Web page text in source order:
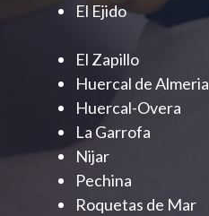
El Ejido
El Zapillo
Huercal de Almeria
Huercal-Overa
La Garrofa
Nijar
Pechina
Roquetas de Mar